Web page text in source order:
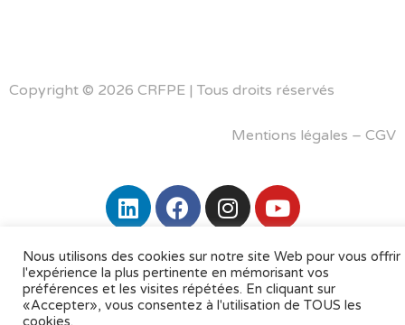
Copyright © 2026 CRFPE | Tous droits réservés
Mentions légales – CGV
Nous utilisons des cookies sur notre site Web pour vous offrir
l'expérience la plus pertinente en mémorisant vos
préférences et les visites répétées. En cliquant sur
«Accepter», vous consentez à l'utilisation de TOUS les
cookies.